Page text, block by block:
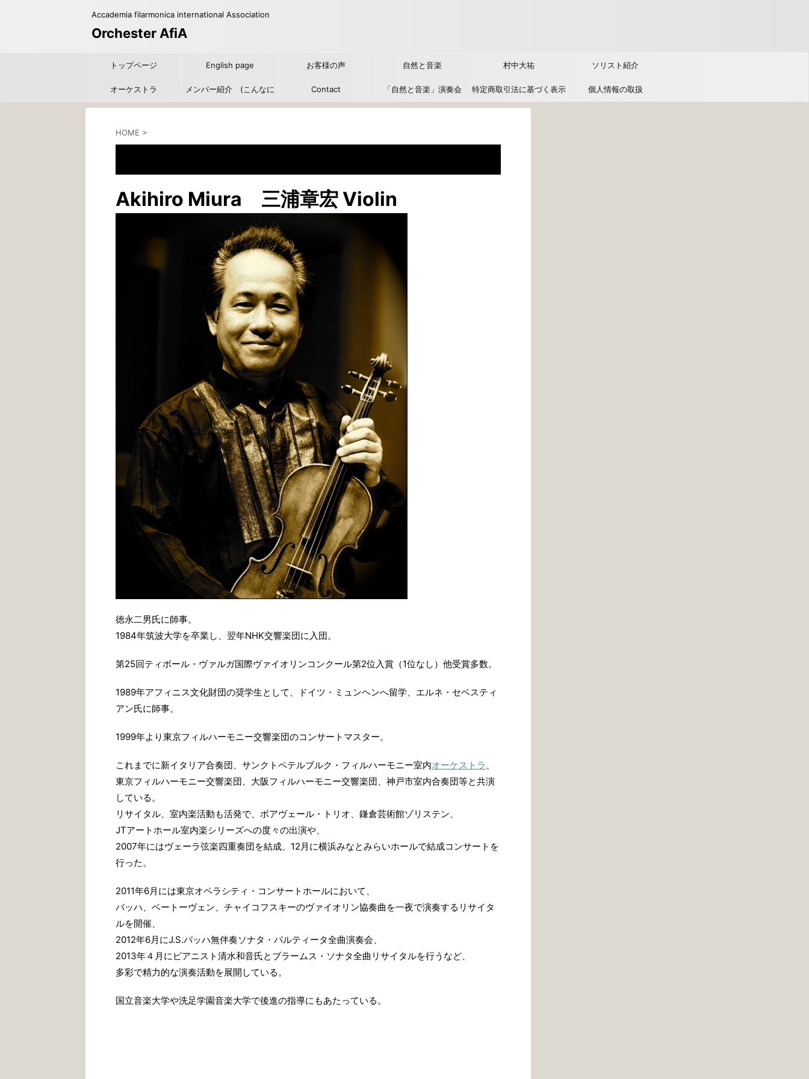
Accademia filarmonica international Association
Orchester AfiA
トップページ English page お客様の声 自然と音楽 村中大祐 ソリスト紹介
オーケストラ メンバー紹介 (こんなに Contact 「自然と音楽」演奏会 特定商取引法に基づく表示 個人情報の取扱
HOME >
Akihiro Miura 三浦章宏 Violin
徳永二男氏に師事。
1984年筑波大学を卒業し、翌年NHK交響楽団に入団。
第25回ティボール・ヴァルガ国際ヴァイオリンコンクール第2位入賞（1位なし）他受賞多数。
1989年アフィニス文化財団の奨学生として、ドイツ・ミュンヘンへ留学、エルネ・セベスティ
アン氏に師事。
1999年より東京フィルハーモニー交響楽団のコンサートマスター。
これまでに新イタリア合奏団、サンクトペテルブルク・フィルハーモニー室内オーケストラ 、
東京フィルハーモニー交響楽団、大阪フィルハーモニー交響楽団、神戸市室内合奏団等と共演
している。
リサイタル、室内楽活動も活発で、ボアヴェール・トリオ、鎌倉芸術館ゾリステン、
JTアートホール室内楽シリーズへの度々の出演や、
2007年にはヴェーラ弦楽四重奏団を結成、12月に横浜みなとみらいホールで結成コンサートを
行った。
2011年6月には東京オペラシティ・コンサートホールにおいて、
バッハ、ベートーヴェン、チャイコフスキーのヴァイオリン協奏曲を一夜で演奏するリサイタ
ルを開催、
2012年6月にJ.S.バッハ無伴奏ソナタ・パルティータ全曲演奏会、
2013年４月にピアニスト清水和音氏とブラームス・ソナタ全曲リサイタルを行うなど、
多彩で精力的な演奏活動を展開している。
国立音楽大学や洗足学園音楽大学で後進の指導にもあたっている。